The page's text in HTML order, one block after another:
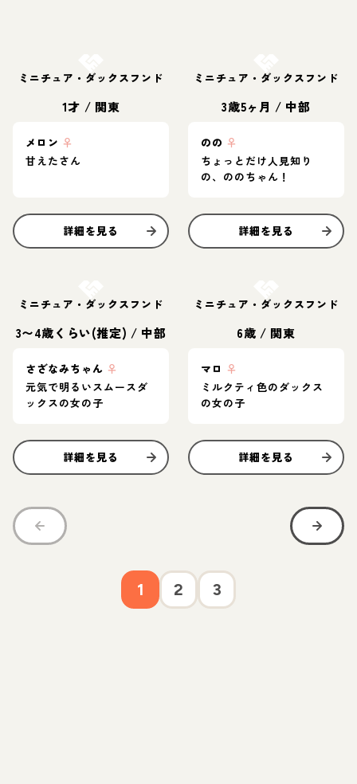
ミニチュア・ダックスフンド
1才 / 関東
メロン ♀
甘えたさん
詳細を見る
ミニチュア・ダックスフンド
3歳5ヶ月 / 中部
のの ♀
ちょっとだけ人見知り
の、ののちゃん！
詳細を見る
ミニチュア・ダックスフンド
3〜4歳くらい(推定) / 中部
さざなみちゃん ♀
元気で明るいスムースダ
ックスの女の子
詳細を見る
ミニチュア・ダックスフンド
6歳 / 関東
マロ ♀
ミルクティ色のダックス
の女の子
詳細を見る
1 2 3